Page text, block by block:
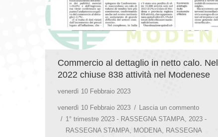
Commercio al dettaglio in netto calo. Nel
2022 chiuse 838 attività nel Modenese
venerdì 10 Febbraio 2023
venerdì 10 Febbraio 2023
Lascia un commento
1° trimestre 2023 - RASSEGNA STAMPA
2023 -
RASSEGNA STAMPA
MODENA
RASSEGNA